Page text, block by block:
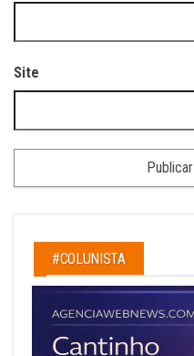
Site
#COLUNISTA